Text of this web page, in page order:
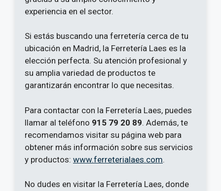
experiencia en el sector.
Si estás buscando una ferretería cerca de tu
ubicación en Madrid, la Ferretería Laes es la
elección perfecta. Su atención profesional y
su amplia variedad de productos te
garantizarán encontrar lo que necesitas.
Para contactar con la Ferretería Laes, puedes
llamar al teléfono 915 79 20 89. Además, te
recomendamos visitar su página web para
obtener más información sobre sus servicios
y productos: www.ferreterialaes.com.
No dudes en visitar la Ferretería Laes, donde